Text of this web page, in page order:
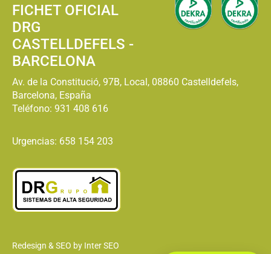
FICHET OFICIAL
DRG
CASTELLDEFELS -
BARCELONA
Av. de la Constitució, 97B, Local, 08860 Castelldefels,
Barcelona, España
Teléfono: 931 408 616
Urgencias: 658 154 203
Redesign & SEO by Inter SEO